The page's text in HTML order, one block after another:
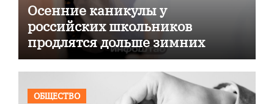
Осенние каникулы у
российских школьников
продлятся дольше зимних
ОБЩЕСТВО